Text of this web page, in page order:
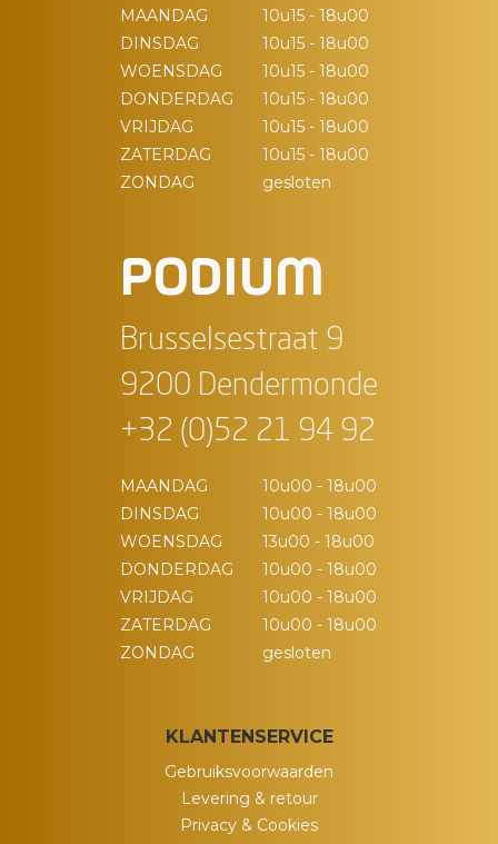
MAANDAG
10u15 - 18u00
DINSDAG
10u15 - 18u00
WOENSDAG
10u15 - 18u00
DONDERDAG
10u15 - 18u00
VRIJDAG
10u15 - 18u00
ZATERDAG
10u15 - 18u00
ZONDAG
gesloten
PODIUM
Brusselsestraat 9
9200 Dendermonde
+32 (0)52 21 94 92
MAANDAG
10u00 - 18u00
DINSDAG
10u00 - 18u00
WOENSDAG
13u00 - 18u00
DONDERDAG
10u00 - 18u00
VRIJDAG
10u00 - 18u00
ZATERDAG
10u00 - 18u00
ZONDAG
gesloten
KLANTENSERVICE
Gebruiksvoorwaarden
Levering & retour
Privacy & Cookies